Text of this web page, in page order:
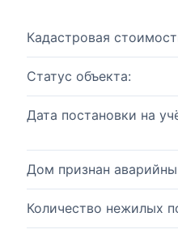
Кадастровая
Статус объекта:
Дата постановки на
Дом признан
Количество нежилых